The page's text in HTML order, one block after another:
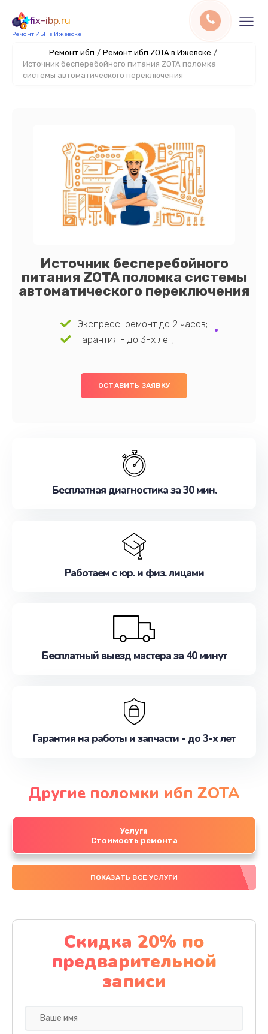
fix-ibp.ru
Ремонт ИБП в Ижевске
Ремонт ибп / Ремонт ибп ZOTA в Ижевске /
Источник бесперебойного питания ZOTA поломка
системы автоматического переключения
Источник бесперебойного
питания ZOTA поломка системы
автоматического переключения
Экспресс-ремонт до 2 часов;
Гарантия - до 3-х лет;
ОСТАВИТЬ ЗАЯВКУ
Бесплатная диагностика за 30 мин.
Работаем с юр. и физ. лицами
Бесплатный выезд мастера за 40 минут
Гарантия на работы и запчасти - до 3-х лет
Другие поломки ибп ZOTA
Услуга
Стоимость ремонта
ПОКАЗАТЬ ВСЕ УСЛУГИ
Скидка 20% по
предварительной
записи